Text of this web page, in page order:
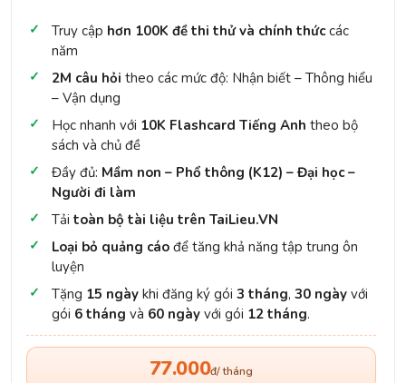
Truy cập hơn 100K đề thi thử và chính thứccác
năm
2M câu hỏi theo các mức độ: Nhận biết – Thông hiểu
– Vận dụng
Học nhanh với 10K Flashcard Tiếng Anh theo bộ
sách và chủ đề
Đầy đủ: Mầm non – Phổ thông (K12) – Đại học –
Người đi làm
Tải toàn bộ tài liệu trên TaiLieu.VN
Loại bỏ quảng cáo để tăng khả năng tập trung ôn
luyện
Tặng 15 ngày khi đăng ký gói 3 tháng, 30 ngày với
gói 6 tháng và 60 ngày với gói 12 tháng.
77.000đ/ tháng